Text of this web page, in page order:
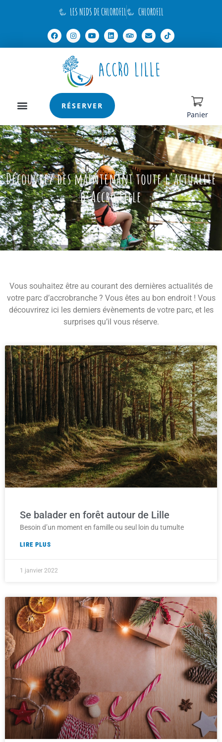
LES NIDS DE CHLOROFIL CHLOROFIL
RÉSERVER
Panier
Découvrez dès maintenant toute l'actualité
d’Accro Lille
Vous souhaitez être au courant des dernières actualités de
votre parc d’accrobranche ? Vous êtes au bon endroit ! Vous
découvrirez ici les derniers évènements de votre parc, et les
surprises qu’il vous réserve.
Se balader en forêt autour de Lille
Besoin d’un moment en famille ou seul loin du tumulte
LIRE PLUS
1 janvier 2022